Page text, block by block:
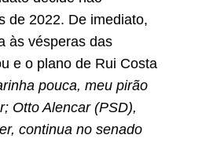
de 2022. De imediato,
às vésperas das
e o plano de Rui Costa
pouca, meu pirão
Otto Alencar (PSD),
continua no senado